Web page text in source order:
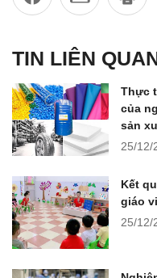
TIN LIÊN
Thực
của
sản
25/12/
Kết
giáo
25/12/